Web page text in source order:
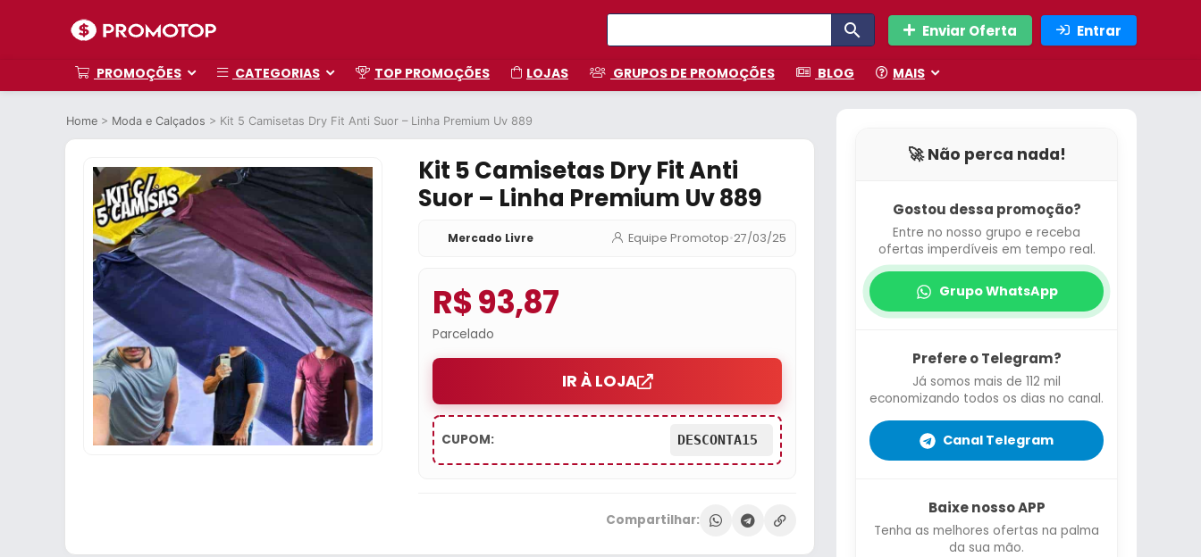
Enviar Oferta Entrar
PROMOÇÕES CATEGORIAS TOP PROMOÇÕES LOJAS GRUPOS DE PROMOÇÕES BLOG MAIS
Home > Moda e Calçados > Kit 5 Camisetas Dry Fit Anti Suor – Linha Premium Uv 889
Kit 5 Camisetas Dry Fit Anti
Suor – Linha Premium Uv 889
Mercado Livre Equipe Promotop•27/03/25
R$ 93,87
Parcelado
IR À LOJA
CUPOM: DESCONTA15
Compartilhar:
🚀 Não perca nada!
Gostou dessa promoção?
Entre no nosso grupo e receba
ofertas imperdíveis em tempo real.
Grupo WhatsApp
Prefere o Telegram?
Já somos mais de 112 mil
economizando todos os dias no canal.
Canal Telegram
Baixe nosso APP
Tenha as melhores ofertas na palma
da sua mão.